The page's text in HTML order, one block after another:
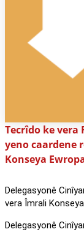
Tecrîdo ke vera
yeno caardene
Konseya
Delegasyonê
vera Îmrali
Delegasyonê